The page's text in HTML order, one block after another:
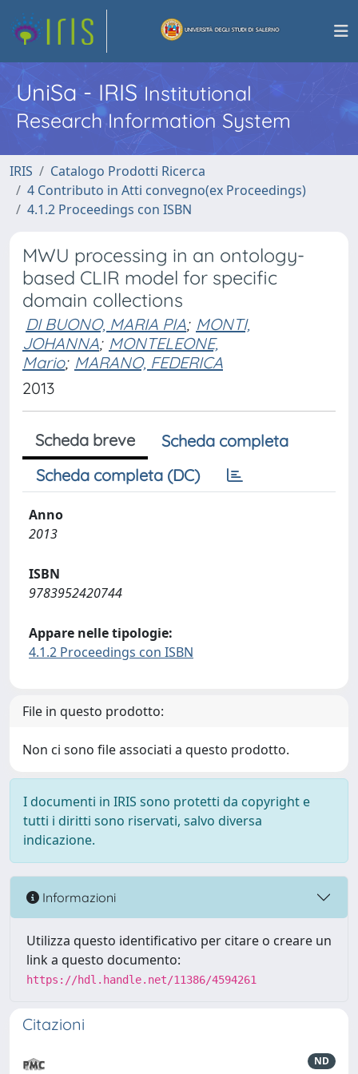
UniSa - IRISInstitutional
Research Information System
IRIS
Catalogo Prodotti Ricerca
4 Contributo in Atti convegno(ex Proceedings)
4.1.2 Proceedings con ISBN
MWU processing in an ontology-
based CLIR model for specific
domain collections
DI BUONO, MARIA PIA; MONTI,
JOHANNA; MONTELEONE,
Mario; MARANO, FEDERICA
2013
Scheda breve
Scheda completa
Scheda completa (DC)
Anno
2013
ISBN
9783952420744
Appare nelle tipologie:
4.1.2 Proceedings con ISBN
File in questo prodotto:
Non ci sono file associati a questo prodotto.
I documenti in IRIS sono protetti da copyright e
tutti i diritti sono riservati, salvo diversa
indicazione.
Informazioni
Utilizza questo identificativo per citare o creare un
link a questo documento:
https://hdl.handle.net/11386/4594261
Citazioni
ND